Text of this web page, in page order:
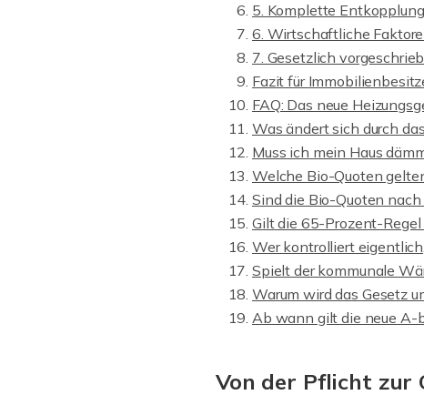
5. Komplette
6. Wirtschaftliche
7. Gesetzlich
Fazit für
FAQ: Das neue
Was ändert sich durch
Muss ich mein Haus
Welche Bio-Quoten
Sind die Bio-Quoten
Gilt die 65-Prozent-
Wer kontrolliert
Spielt der kommunale
Warum wird das Gesetz
Ab wann gilt die neue A-
Von der Pflicht zur